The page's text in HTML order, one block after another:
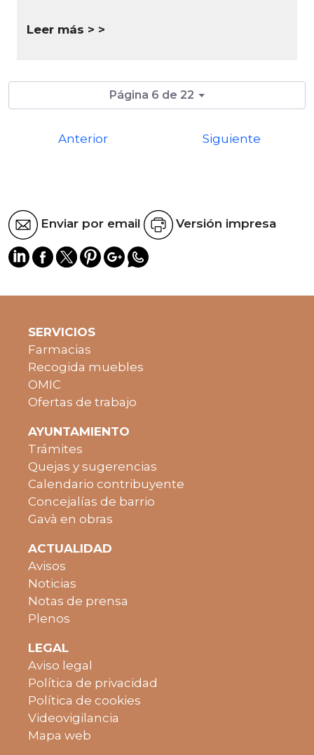
Leer más >
Página 6 de 22
Anterior Siguiente
Enviar por email Versión impresa
SERVICIOS
Farmacias
Recogida muebles
OMIC
Ofertas de trabajo
AYUNTAMIENTO
Trámites
Quejas y sugerencias
Calendario contribuyente
Concejalías de barrio
Gavà en obras
ACTUALIDAD
Avisos
Noticias
Notas de prensa
Plenos
LEGAL
Aviso legal
Política de privacidad
Política de cookies
Videovigilancia
Mapa web